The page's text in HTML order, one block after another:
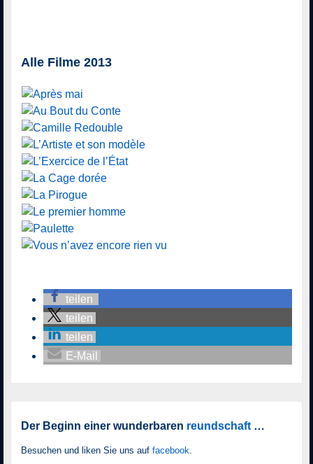
Alle Filme 2013
teilen
teilen
teilen
E-Mail
Der Beginn einer wunderbaren reundschaft …
Besuchen und liken Sie uns auf facebook.